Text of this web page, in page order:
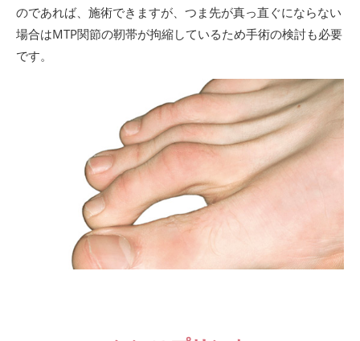
のであれば、施術できますが、つま先が真っ直ぐにならない
場合はMTP関節の靭帯が拘縮しているため手術の検討も必要
です。